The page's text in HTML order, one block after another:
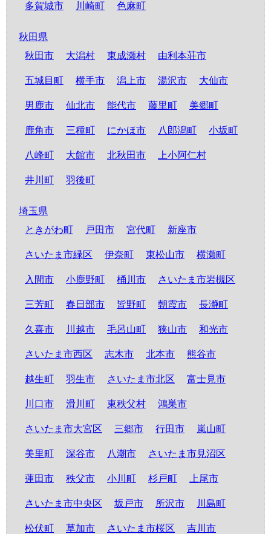
多賀城市 川崎町 色麻町
秋田県
秋田市
大潟村 東成瀬村 由利本荘市
五城目町 横手市 潟上市 湯沢市 大仙市
男鹿市 仙北市 能代市 藤里町 美郷町
鹿角市 三種町 にかほ市 八郎潟町 小坂町
八峰町 大館市 北秋田市 上小阿仁村
井川町 羽後町
埼玉県
ときがわ町
戸田市 宮代町 新座市
さいたま市緑区 伊奈町 東松山市 横瀬町
入間市 小鹿野町 桶川市 さいたま市岩槻区
三芳町 春日部市 皆野町 朝霞市 長瀞町
久喜市 川越市 毛呂山町 狭山市 和光市
さいたま市西区 志木市 北本市 熊谷市
越生町 羽生市 さいたま市北区 富士見市
川口市 滑川町 東秩父村 鴻巣市
さいたま市大宮区 三郷市 行田市 嵐山町
美里町 深谷市 八潮市 さいたま市見沼区
蓮田市 秩父市 小川町 杉戸町 上尾市
さいたま市中央区 坂戸市 所沢市 川島町
松伏町 草加市 さいたま市桜区 吉川市